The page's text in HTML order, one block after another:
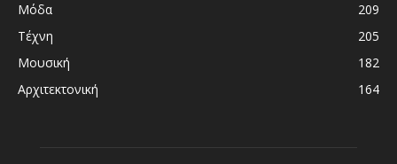
Μόδα
209
Τέχνη
205
Μουσική
182
Αρχιτεκτονική
164